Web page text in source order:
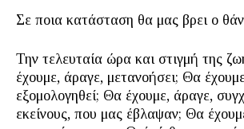
Σε ποια κατάσταση θα μας βρει ο
Την τελευταία ώρα και στιγμή της
έχουμε, άραγε, μετανοήσει; Θα
εξομολογηθεί; Θα έχουμε, άραγε,
εκείνους, που μας έβλαψαν; Θα